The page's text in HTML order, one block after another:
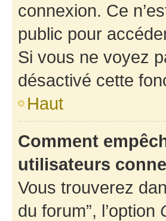
connexion. Ce
public pour
Si vous ne voyez
désactivé cette
Haut
Comment
utilisateurs
Vous trouverez
du forum”, l’option